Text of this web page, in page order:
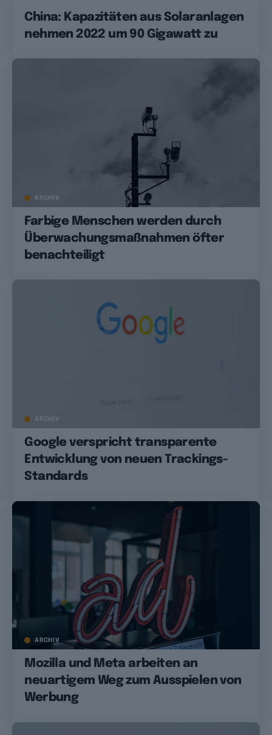
China: Kapazitäten aus Solaranlagen
nehmen 2022 um 90 Gigawatt zu
ARCHIV
Farbige Menschen werden durch
Überwachungsmaßnahmen öfter
benachteiligt
ARCHIV
Google verspricht transparente
Entwicklung von neuen Trackings-
Standards
ARCHIV
Mozilla und Meta arbeiten an
neuartigem Weg zum Ausspielen von
Werbung